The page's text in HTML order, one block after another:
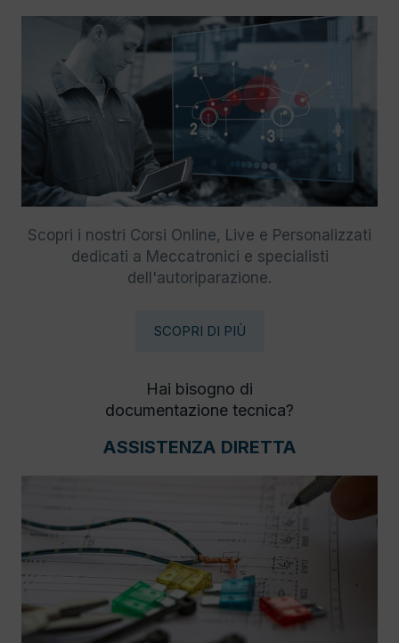
Scopri i nostri Corsi Online, Live e Personalizzati
dedicati a Meccatronici e specialisti
dell'autoriparazione.
SCOPRI DI PIÙ
Hai bisogno di
documentazione tecnica?
ASSISTENZA DIRETTA